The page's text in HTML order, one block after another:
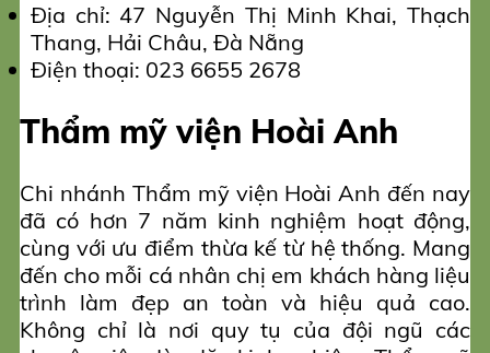
Địa chỉ: 47 Nguyễn Thị Minh Khai, Thạch
Thang, Hải Châu, Đà Nẵng
Điện thoại: 023 6655 2678
Thẩm mỹ viện Hoài Anh
Chi nhánh Thẩm mỹ viện Hoài Anh đến nay
đã có hơn 7 năm kinh nghiệm hoạt động,
cùng với ưu điểm thừa kế từ hệ thống. Mang
đến cho mỗi cá nhân chị em khách hàng liệu
trình làm đẹp an toàn và hiệu quả cao.
Không chỉ là nơi quy tụ của đội ngũ các